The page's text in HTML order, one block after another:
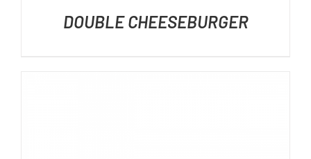
DOUBLE CHEESEBURGER